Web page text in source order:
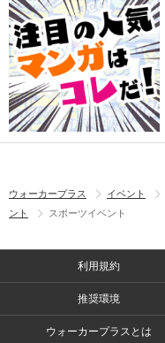
ウォーカープラス イベント
ント
スポーツイベント
利用規約
推奨環境
ウォーカープラスとは